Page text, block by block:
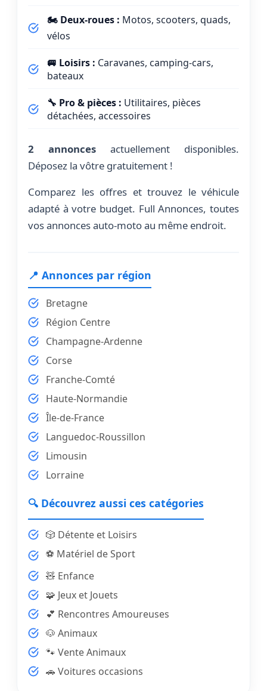
🏍️ Deux-roues : Motos, scooters, quads,
vélos
🚐 Loisirs : Caravanes, camping-cars,
bateaux
🔧 Pro & pièces : Utilitaires, pièces
détachées, accessoires
2 annonces actuellement disponibles.
Déposez la vôtre gratuitement !
Comparez les offres et trouvez le véhicule
adapté à votre budget. Full Annonces, toutes
vos annonces auto-moto au même endroit.
📍 Annonces par région
Bretagne
Région Centre
Champagne-Ardenne
Corse
Franche-Comté
Haute-Normandie
Île-de-France
Languedoc-Roussillon
Limousin
Lorraine
🔍 Découvrez aussi ces catégories
🎲 Détente et Loisirs
⚽ Matériel de Sport
🧸 Enfance
🧩 Jeux et Jouets
💕 Rencontres Amoureuses
🐶 Animaux
🐾 Vente Animaux
🚗 Voitures occasions